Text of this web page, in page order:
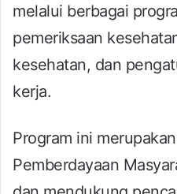
melalui berbagai
pemeriksaan
kesehatan, dan
kerja.
Program ini
Pemberdayaan